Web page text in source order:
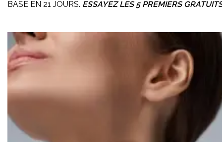
BASE EN 21 JOURS. ESSAYEZ LES 5 PREMIERS